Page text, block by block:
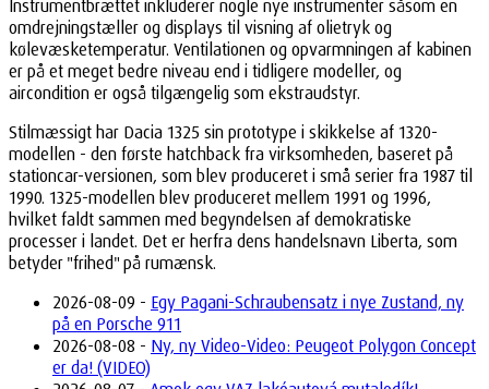
Instrumentbrættet inkluderer nogle nye instrumenter såsom en
omdrejningstæller og displays til visning af olietryk og
kølevæsketemperatur. Ventilationen og opvarmningen af kabinen
er på et meget bedre niveau end i tidligere modeller, og
aircondition er også tilgængelig som ekstraudstyr.
Stilmæssigt har Dacia 1325 sin prototype i skikkelse af 1320-
modellen - den første hatchback fra virksomheden, baseret på
stationcar-versionen, som blev produceret i små serier fra 1987 til
1990. 1325-modellen blev produceret mellem 1991 og 1996,
hvilket faldt sammen med begyndelsen af demokratiske
processer i landet. Det er herfra dens handelsnavn Liberta, som
betyder "frihed" på rumænsk.
2026-08-09 - Egy Pagani-Schraubensatz i nye Zustand, ny
på en Porsche 911
2026-08-08 - Ny, ny Video-Video: Peugeot Polygon Concept
er da! (VIDEO)